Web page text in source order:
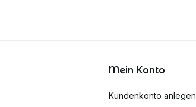
Mein Konto
Kundenkonto anlegen